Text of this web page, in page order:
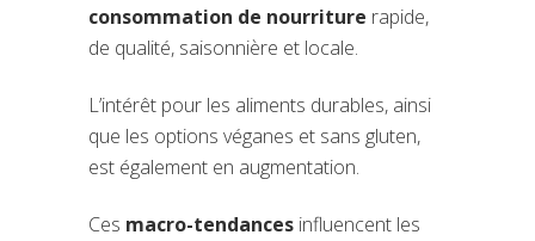
consommation de nourriture rapide,
de qualité, saisonnière et locale.
L’intérêt pour les aliments durables, ainsi
que les options véganes et sans gluten,
est également en augmentation.
Ces macro-tendances influencent les